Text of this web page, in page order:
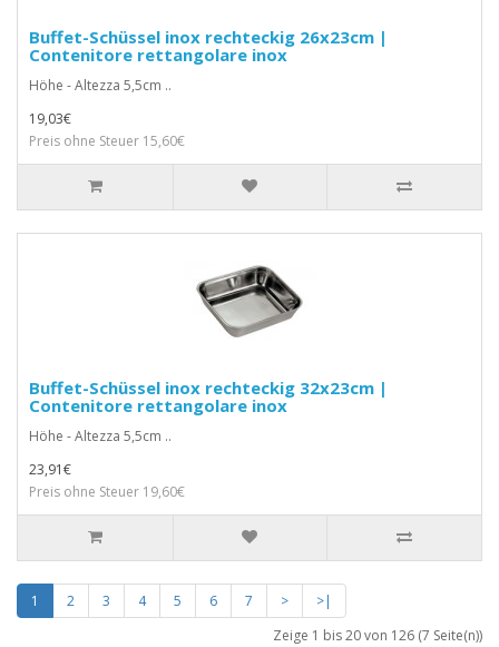
Buffet-Schüssel inox rechteckig 26x23cm |
Contenitore rettangolare inox
Höhe - Altezza 5,5cm ..
19,03€
Preis ohne Steuer 15,60€
Buffet-Schüssel inox rechteckig 32x23cm |
Contenitore rettangolare inox
Höhe - Altezza 5,5cm ..
23,91€
Preis ohne Steuer 19,60€
1 2 3 4 5 6 7 >
>|
Zeige 1 bis 20 von 126 (7 Seite(n))